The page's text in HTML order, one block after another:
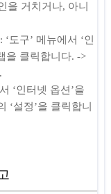
을 거치거나, 아니
구’ 메뉴에서 ‘인
을 클릭합니다. ->
‘인터넷 옵션’을
‘설정’을 클릭합니